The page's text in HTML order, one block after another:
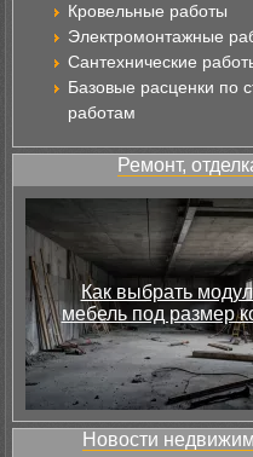
Кровельные работы
Электромонтажные
Сантехнические
Базовые расценки по
работам
Ремонт,
Как выбрать
мебель под размер
Новости